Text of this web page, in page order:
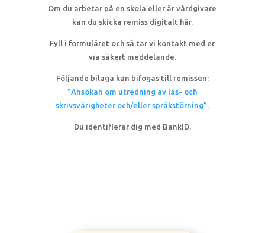
Om du arbetar på en skola eller är vårdgivare
kan du skicka remiss digitalt här.
Fyll i formuläret och så tar vi kontakt med er
via säkert meddelande.
Följande bilaga kan bifogas till remissen:
”Ansökan om utredning av läs- och
skrivsvårigheter och/eller språkstörning”.
Du identifierar dig med BankID.